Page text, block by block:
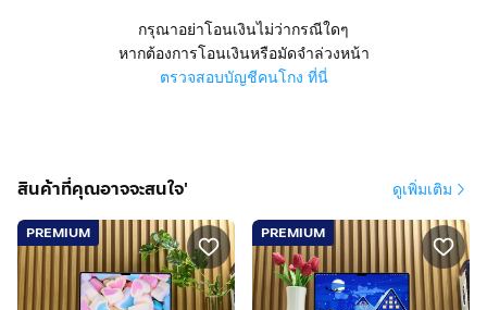
กรุณาอย่าโอนเงินไม่ว่ากรณีใดๆ
หากต้องการโอนเงินหรือมัดจำล่วงหน้า
ตรวจสอบบัญชีคนโกง ที่นี่
สินค้าที่คุณอาจจะสนใจ' ดูเพิ่มเติม
PREMIUM PREMIUM